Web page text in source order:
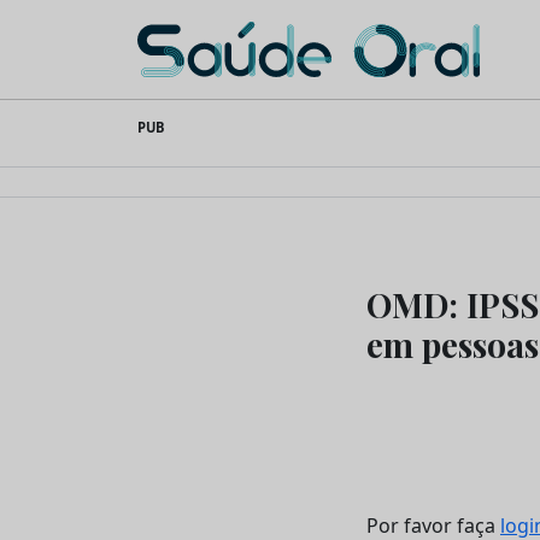
content
Saúde Oral
PUB
OMD:
em
Por favor faça